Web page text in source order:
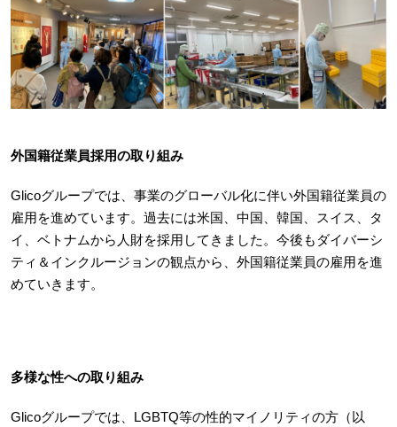
外国籍従業員採用の取り組み
Glicoグループでは、事業のグローバル化に伴い外国籍従業員の
雇用を進めています。過去には米国、中国、韓国、スイス、タ
イ、ベトナムから人財を採用してきました。今後もダイバーシ
ティ＆インクルージョンの観点から、外国籍従業員の雇用を進
めていきます。
多様な性への取り組み
Glicoグループでは、LGBTQ等の性的マイノリティの方（以